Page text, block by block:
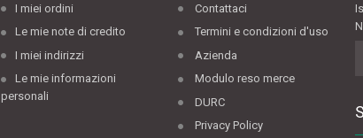
I miei ordini
Le mie note di credito
I miei indirizzi
Le mie informazioni
personali
Contattaci
Termini e condizioni d'uso
Azienda
Modulo reso merce
DURC
Privacy Policy